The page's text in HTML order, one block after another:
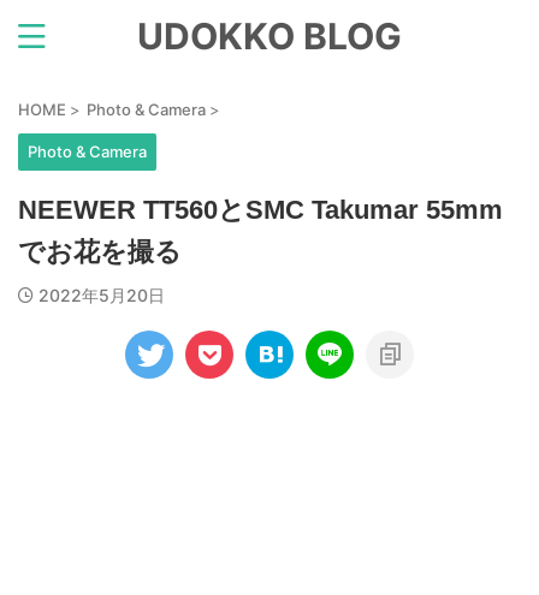
UDOKKO BLOG
HOME > Photo & Camera >
Photo & Camera
NEEWER TT560とSMC Takumar 55mm
でお花を撮る
2022年5月20日